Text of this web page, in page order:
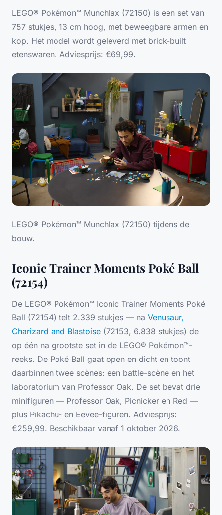
LEGO® Pokémon™ Munchlax (72150) is een set van
757 stukjes, 13 cm hoog, met beweegbare armen en
kop. Het model wordt geleverd met brick-built
etenswaren. Adviesprijs: €69,99.
LEGO® Pokémon™ Munchlax (72150) tijdens de
bouw.
Iconic Trainer Moments Poké Ball
(72154)
De LEGO® Pokémon™ Iconic Trainer Moments Poké
Ball (72154) telt 2.339 stukjes — na Venusaur,
Charizard and Blastoise (72153, 6.838 stukjes) de
op één na grootste set in de LEGO® Pokémon™-
reeks. De Poké Ball gaat open en dicht en toont
daarbinnen twee scènes: een battle-scène en het
laboratorium van Professor Oak. De set bevat drie
minifiguren — Professor Oak, Picnicker en Red —
plus Pikachu- en Eevee-figuren. Adviesprijs:
€259,99. Beschikbaar vanaf 1 oktober 2026.